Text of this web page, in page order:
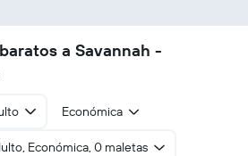
a Savannah -
Económica
Económica, 0 maletas